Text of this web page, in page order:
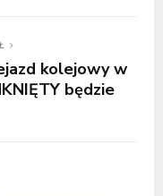
kolejowy w
będzie